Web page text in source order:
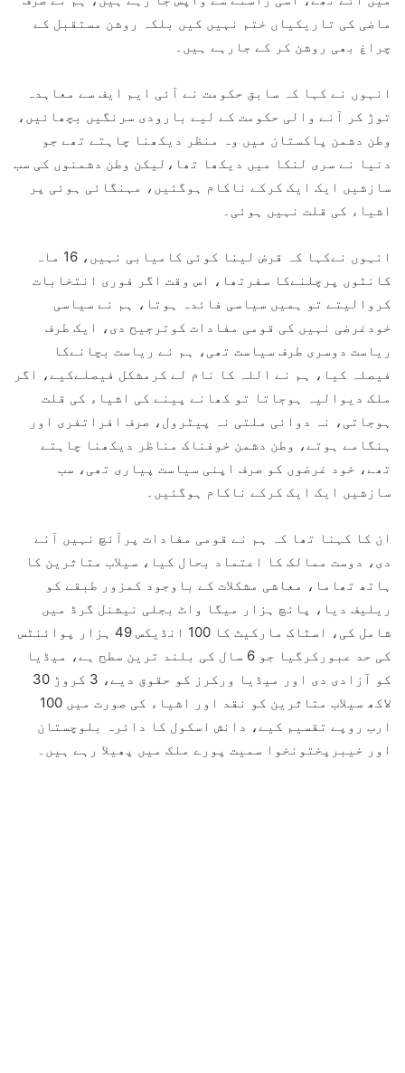
ماضی کی تاریکیاں ختم نہیں کیں بلکہ روشن مستقبل کے
چراغ بھی روشن کر کے جارہے ہیں۔
انہوں نے کہا کہ سابق حکومت نے آئی ایم ایف سے معاہدہ
توڑ کر آنے والی حکومت کے لیے بارودی سرنگیں بچھائیں،
وطن دشمن پاکستان میں وہ منظر دیکھنا چاہتے تھے جو
دنیا نے سری لنکا میں دیکھا تھا،لیکن وطن دشمنوں کی سب
سازشیں ایک ایک کرکے ناکام ہوگئیں، مہنگائی ہوئی پر
اشیاء کی قلت نہیں ہوئی۔
انہوں نےکہا کہ قرض لینا کوئی کامیابی نہیں، 16 ماہ
کانٹوں پرچلنےکا سفرتھا، اس وقت اگر فوری انتخابات
کروالیتے تو ہمیں سیاسی فائدہ ہوتا، ہم نے سیاسی
خودغرضی نہیں کی قومی مفادات کوترجیح دی، ایک طرف
ریاست دوسری طرف سیاست تھی، ہم نے ریاست بچانےکا
فیصلہ کیا، ہم نے اللہ کا نام لے کرمشکل فیصلےکیے، اگر
ملک دیوالیہ ہوجاتا تو کھانے پینے کی اشیاء کی قلت
ہوجاتی، نہ دوائی ملتی نہ پیٹرول، صرف افراتفری اور
ہنگامے ہوتے، وطن دشمن خوفناک مناظر دیکھنا چاہتے
تھے، خود غرضوں کو صرف اپنی سیاست پیاری تھی، سب
سازشیں ایک ایک کرکے ناکام ہوگئیں۔
ان کا کہنا تھا کہ ہم نے قومی مفادات پرآنچ نہیں آنے
دی، دوست ممالک کا اعتماد بحال کیا، سیلاب متاثرین کا
ہاتھ تھاما، معاشی مشکلات کے باوجود کمزور طبقے کو
ریلیف دیا، پانچ ہزار میگا واٹ بجلی نیشنل گرڈ میں
شامل کی، اسٹاک مارکیٹ کا 100 انڈیکس 49 ہزار پوائنٹس
کی حد عبورکرگیا جو 6 سال کی بلند ترین سطح ہے، میڈیا
کو آزادی دی اور میڈیا ورکرز کو حقوق دیے، 3 کروڑ 30
لاکھ سیلاب متاثرین کو نقد اور اشیاء کی صورت میں 100
ارب روپے تقسیم کیے، دانش اسکول کا دائرہ بلوچستان
اور خیبرپختونخوا سمیت پورے ملک میں پھیلا رہے ہیں۔